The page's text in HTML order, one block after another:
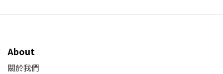
About
關於我們